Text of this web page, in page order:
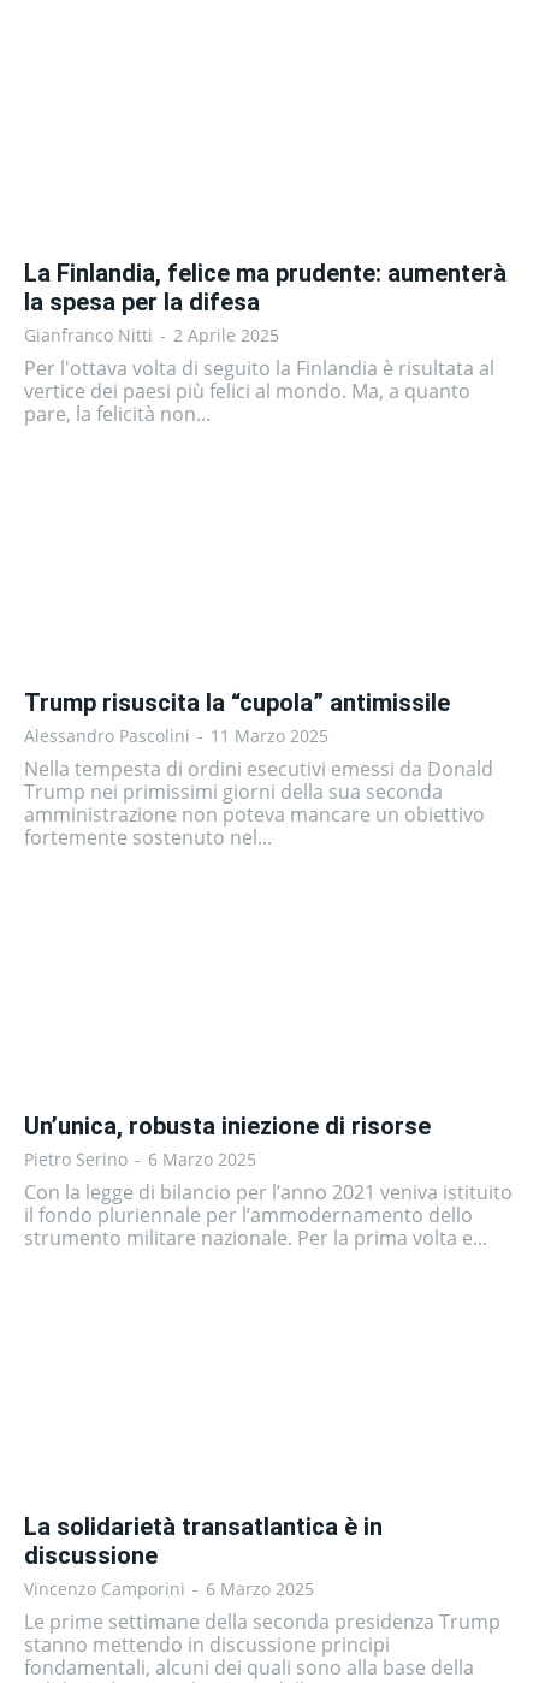
La Finlandia, felice ma prudente: aumenterà
la spesa per la difesa
Gianfranco Nitti - 2 Aprile 2025
Per l'ottava volta di seguito la Finlandia è risultata al
vertice dei paesi più felici al mondo. Ma, a quanto
pare, la felicità non...
Trump risuscita la “cupola” antimissile
Alessandro Pascolini - 11 Marzo 2025
Nella tempesta di ordini esecutivi emessi da Donald
Trump nei primissimi giorni della sua seconda
amministrazione non poteva mancare un obiettivo
fortemente sostenuto nel...
Un’unica, robusta iniezione di risorse
Pietro Serino - 6 Marzo 2025
Con la legge di bilancio per l’anno 2021 veniva istituito
il fondo pluriennale per l’ammodernamento dello
strumento militare nazionale. Per la prima volta e...
La solidarietà transatlantica è in
discussione
Vincenzo Camporini - 6 Marzo 2025
Le prime settimane della seconda presidenza Trump
stanno mettendo in discussione principi
fondamentali, alcuni dei quali sono alla base della